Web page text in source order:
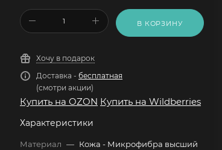
В КОРЗИНУ
Хочу в подарок
Доставка - бесплатная
(смотри акции)
Купить на OZON Купить на Wildberries
Характеристики
Материал — Кожа - Микрофибра высший